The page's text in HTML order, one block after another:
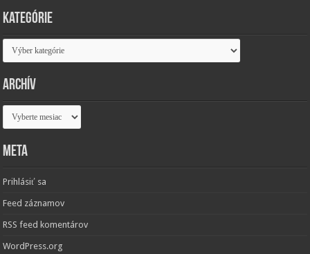
Kategórie
Kategórie
Archív
Archív
Meta
Prihlásiť sa
Feed záznamov
RSS feed komentárov
WordPress.org